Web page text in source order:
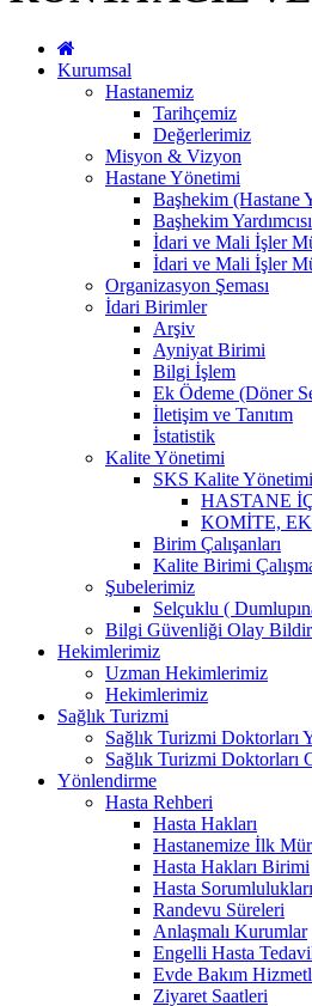
Kurumsal
Hastanemiz
Tarihçemiz
Değerlerimiz
Misyon & Vizyon
Hastane Yönetimi
Başhekim (Hastane
Başhekim Yardımcısı
İdari ve Mali İşler
İdari ve Mali İşler
Organizasyon Şeması
İdari Birimler
Arşiv
Ayniyat Birimi
Bilgi İşlem
Ek Ödeme (Döner
İletişim ve Tanıtım
İstatistik
Kalite Yönetimi
SKS Kalite Yönetimi
HASTANE
KOMİTE,
Birim Çalışanları
Kalite Birimi
Şubelerimiz
Selçuklu (
Bilgi Güvenliği Olay
Hekimlerimiz
Uzman Hekimlerimiz
Hekimlerimiz
Sağlık Turizmi
Sağlık Turizmi Doktorları
Sağlık Turizmi Doktorları
Yönlendirme
Hasta Rehberi
Hasta Hakları
Hastanemize İlk
Hasta Hakları Birimi
Hasta Sorumlulukları
Randevu Süreleri
Anlaşmalı Kurumlar
Engelli Hasta
Evde Bakım
Ziyaret Saatleri